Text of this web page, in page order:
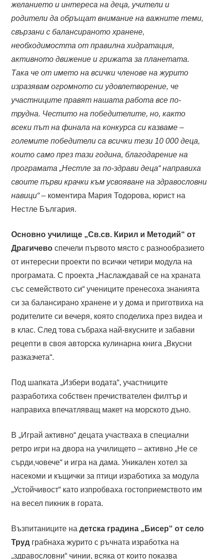
желанието и интереса на деца, учители и
родители да обръщат внимание на важните теми,
свързани с балансираното хранене,
необходимостта от правилна хидратация,
активното движение и грижата за планетата.
Така че от името на всички членове на журито
изразявам огромното си удовлетворение, че
участниците правят нашата работа все по-
трудна. Честито на победителите, но, както
всеки път на финала на конкурса си казваме –
големите победители са всички тези 10 000 деца,
които само през тази година, благодарение на
програмата „Нестле за по-здрави деца“ направиха
своите първи крачки към усвояване на здравословни
навици“ – коментира Мария Тодорова, юрист на
Нестле България.
Основно училище „Св.св. Кирил и Методий“ от
Драгичево спечели първото място с разнообразието
от интересни проекти по всички четири модула на
програмата. С проекта „Наслаждавай се на храната
със семейството си“ учениците пренесоха знанията
си за балансирано хранене и у дома и приготвиха на
родителите си вечеря, която споделиха през видеа и
в клас. След това събраха най-вкусните и забавни
рецепти в своя авторска кулинарна книга „Вкусни
разказчета“.
Под шапката „Избери водата“, участниците
разработиха собствен пречиствателен филтър и
направиха впечатляващ макет на морското дъно.
В „Играй активно“ децата участваха в специални
ретро игри на двора на училището – активно „Не се
сърди,човече“ и игра на дама. Уникален хотел за
насекоми и къщички за птици изработиха за модула
„Устойчивост“ като изпробваха гостоприемството им
на весел пикник в гората.
Възпитаниците на детска градина „Бисер“ от село
Труд грабнаха журито с ръчната изработка на
„здравословни“ чинии, всяка от които показва